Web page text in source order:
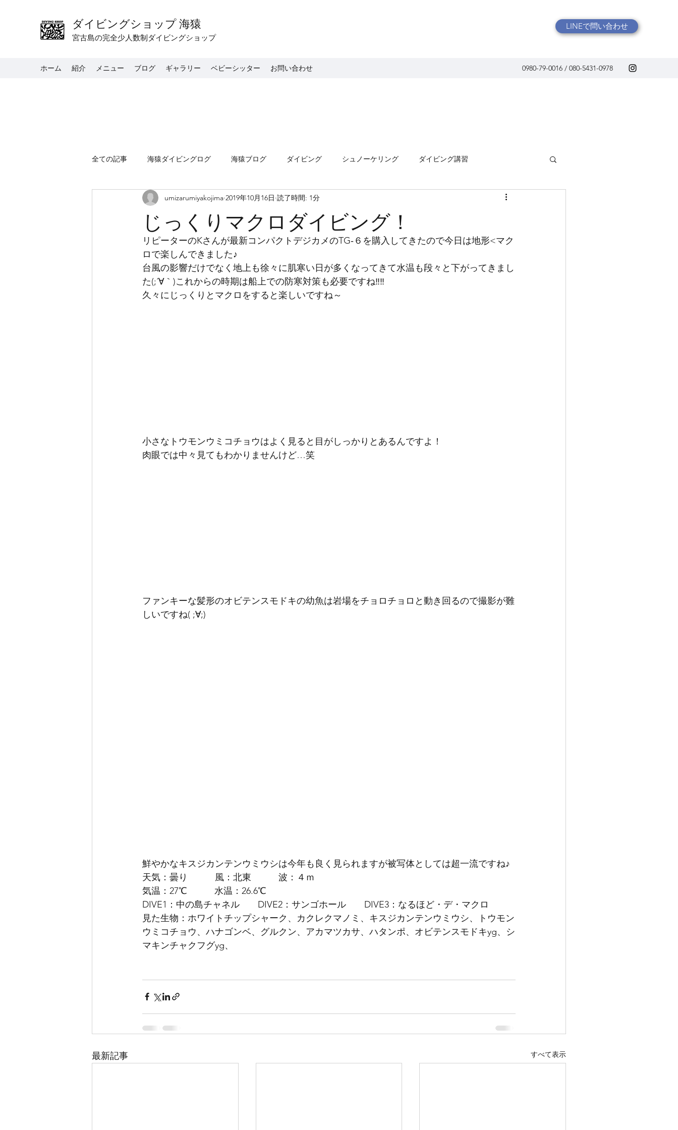
ダイビングショップ 海猿
宮古島の完全少人数制ダイビングショップ
LINEで問い合わせ
ホーム 紹介 メニュー ブログ ギャラリー ベビーシッター お問い合わせ 0980-79-0016 / 080-5431-0978
全ての記事 海猿ダイビングログ 海猿ブログ ダイビング シュノーケリング ダイビング講習
じっくりマクロダイビング！
umizarumiyakojima 2019年10月16日 読了時間: 1分
リピーターのKさんが最新コンパクトデジカメのTG‐６を購入してきたので今日は地形<マク
ロで楽しんできました♪
台風の影響だけでなく地上も徐々に肌寒い日が多くなってきて水温も段々と下がってきまし
た(;´∀｀)これからの時期は船上での防寒対策も必要ですね‼‼
久々にじっくりとマクロをすると楽しいですね～
小さなトウモンウミコチョウはよく見ると目がしっかりとあるんですよ！
肉眼では中々見てもわかりませんけど…笑
ファンキーな髪形のオビテンスモドキの幼魚は岩場をチョロチョロと動き回るので撮影が難
しいですね( ;∀;)
鮮やかなキスジカンテンウミウシは今年も良く見られますが被写体としては超一流ですね♪
天気：曇り　　　風：北東　　　波：４ｍ
気温：27℃　　　水温：26.6℃
DIVE1：中の島チャネル　　DIVE2：サンゴホール　　DIVE3：なるほど・デ・マクロ
見た生物：ホワイトチップシャーク、カクレクマノミ、キスジカンテンウミウシ、トウモン
ウミコチョウ、ハナゴンベ、グルクン、アカマツカサ、ハタンポ、オビテンスモドキyg、シ
マキンチャクフグyg、
最新記事 すべて表示